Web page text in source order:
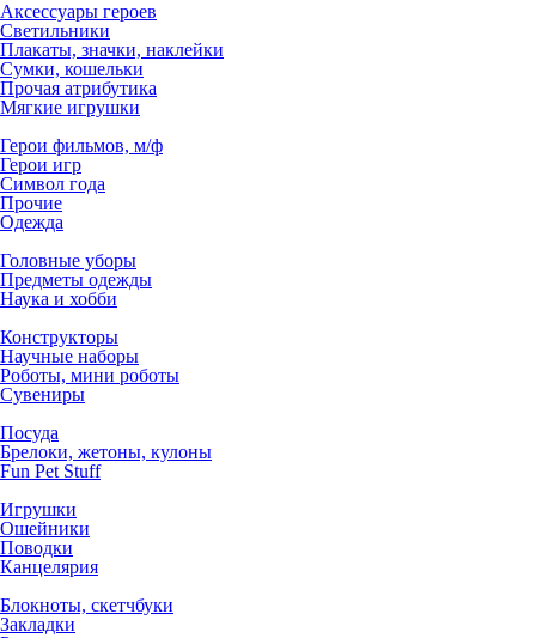
Аксессуары героев
Светильники
Плакаты, значки, наклейки
Сумки, кошельки
Прочая атрибутика
Мягкие игрушки
Герои фильмов, м/ф
Герои игр
Символ года
Прочие
Одежда
Головные уборы
Предметы одежды
Наука и хобби
Конструкторы
Научные наборы
Роботы, мини роботы
Сувениры
Посуда
Брелоки, жетоны, кулоны
Fun Pet Stuff
Игрушки
Ошейники
Поводки
Канцелярия
Блокноты, скетчбуки
Закладки